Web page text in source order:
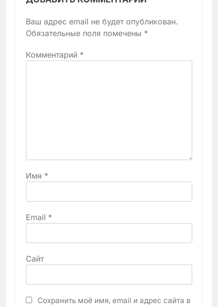
Ваш адрес email не будет опубликован.
Обязательные поля помечены *
Комментарий *
Имя *
Email *
Сайт
Сохранить моё имя, email и адрес сайта в